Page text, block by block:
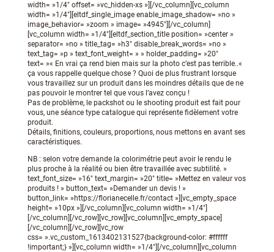
width= »1/4″ offset= »vc_hidden-xs »][/vc_column][vc_column
width= »1/4″][eltdf_single_image enable_image_shadow= »no »
image_behavior= »zoom » image= »4945″][/vc_column]
[vc_column width= »1/4″][eltdf_section_title position= »center »
separator= »no » title_tag= »h3″ disable_break_words= »no »
text_tag= »p » text_font_weight= » » holder_padding= »20″
text= »« En vrai ça rend bien mais sur la photo c’est pas terrible..«
ça vous rappelle quelque chose ? Quoi de plus frustrant lorsque
vous travaillez sur un produit dans les moindres détails que de ne
pas pouvoir le montrer tel que vous l’avez conçu !
Pas de problème, le packshot ou le shooting produit est fait pour
vous, une séance type catalogue qui représente fidèlement votre
produit.
Détails, finitions, couleurs, proportions, nous mettons en avant ses
caractéristiques.
NB : selon votre demande la colorimétrie peut avoir le rendu le
plus proche à la réalité ou bien être travaillée avec subtilité. »
text_font_size= »16″ text_margin= »20″ title= »Mettez en valeur vos
produits ! » button_text= »Demander un devis ! »
button_link= »https://florianecelle.fr/contact »][vc_empty_space
height= »10px »][/vc_column][vc_column width= »1/4″]
[/vc_column][/vc_row][vc_row][vc_column][vc_empty_space]
[/vc_column][/vc_row][vc_row
css= ».vc_custom_1613402131527{background-color: #ffffff
!important;} »][vc_column width= »1/4″][/vc_column][vc_column